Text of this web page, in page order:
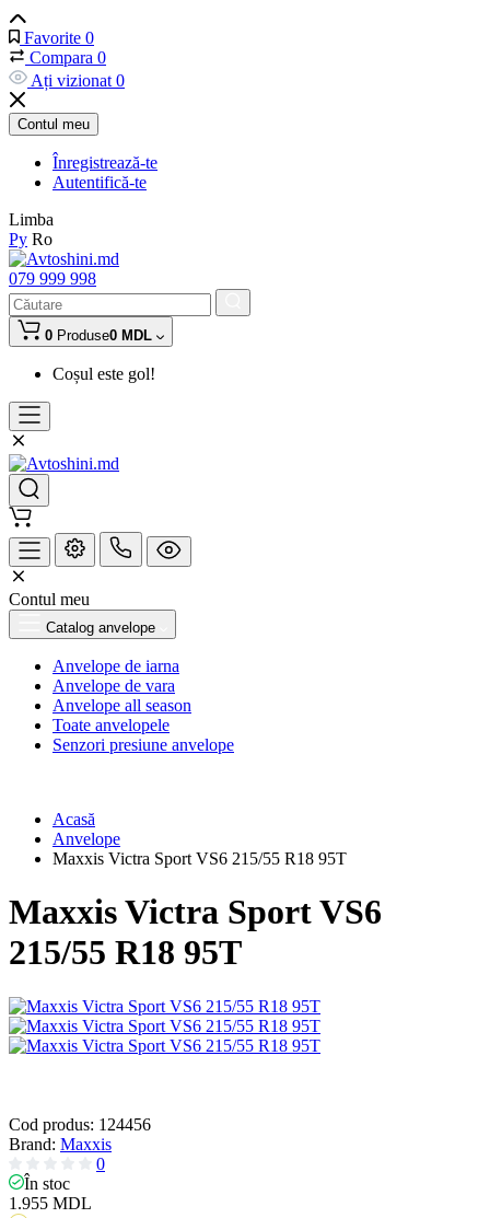
Favorite 0
Compara 0
Ați vizionat 0
Contul meu
Înregistrează-te
Autentifică-te
Limba
Ру Ro
079 999 998
0 Produse0 MDL
Coșul este gol!
Contul meu
Catalog anvelope
Anvelope de iarna
Anvelope de vara
Anvelope all season
Toate anvelopele
Senzori presiune anvelope
Acasă
Anvelope
Maxxis Victra Sport VS6 215/55 R18 95T
Maxxis Victra Sport VS6
215/55 R18 95T
Cod produs: 124456
Brand: Maxxis
0
În stoc
1.955 MDL